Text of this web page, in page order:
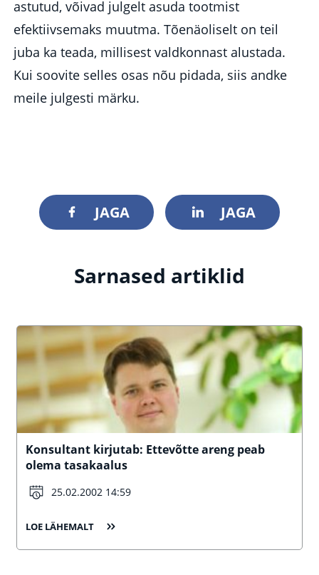
astutud, võivad julgelt asuda tootmist
efektiivsemaks muutma. Tõenäoliselt on teil
juba ka teada, millisest valdkonnast alustada.
Kui soovite selles osas nõu pidada, siis andke
meile julgesti märku.
JAGA JAGA
Sarnased artiklid
Konsultant kirjutab: Ettevõtte areng peab
olema tasakaalus
25.02.2002 14:59
LOE LÄHEMALT